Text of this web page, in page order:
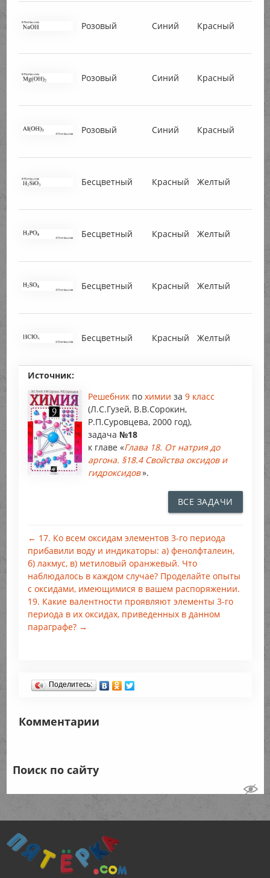
Розовый Синий Красный
Розовый Синий Красный
Розовый Синий Красный
Бесцветный Красный Желтый
Бесцветный Красный Желтый
Бесцветный Красный Желтый
Бесцветный Красный Желтый
Источник:
Решебник по химии за 9 класс
(Л.С.Гузей, В.В.Сорокин,
Р.П.Суровцева, 2000 год),
задача №18
к главе «Глава 18. От натрия до
аргона. §18.4 Свойства оксидов и
гидроксидов».
ВСЕ ЗАДАЧИ
← 17. Ко всем оксидам элементов 3-го периода
прибавили воду и индикаторы: а) фенолфталеин,
б) лакмус, в) метиловый оранжевый. Что
наблюдалось в каждом случае? Проделайте опыты
с оксидами, имеющимися в вашем распоряжении.
19. Какие валентности проявляют элементы 3-го
периода в их оксидах, приведенных в данном
параграфе? →
Поделитесь:
Комментарии
Поиск по сайту